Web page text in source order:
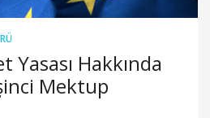
Yasası Hakkında
Mektup